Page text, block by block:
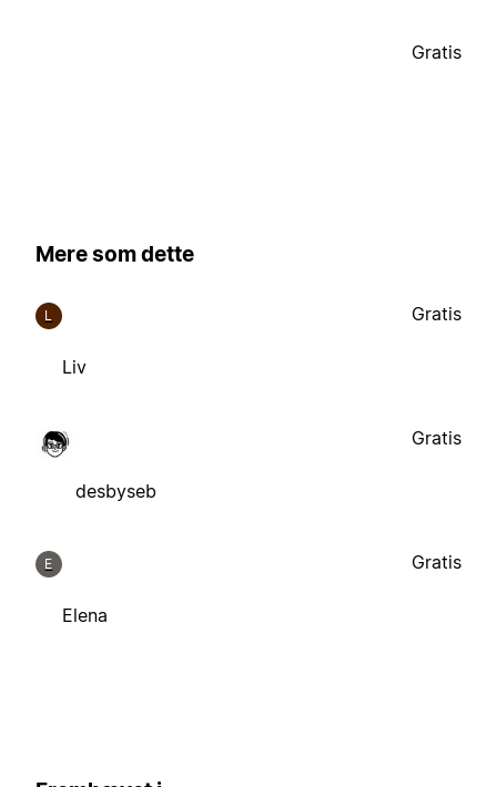
Gratis
Mere som dette
L
Liv
Gratis
desbyseb
Gratis
E
Elena
Gratis